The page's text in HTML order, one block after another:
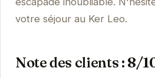
votre séjour au Ker Leo.
Note des clients : 8/